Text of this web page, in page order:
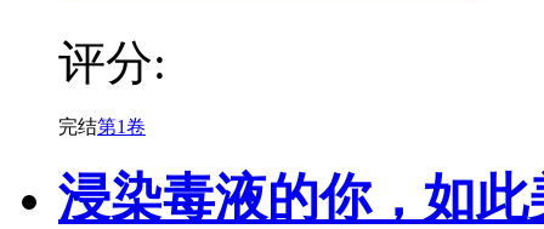
评分:
完结第1卷
浸染毒液的你，如此